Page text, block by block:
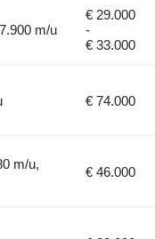
m/u
€ 29.000
-
€ 33.000
€ 74.000
m/u,
€ 46.000